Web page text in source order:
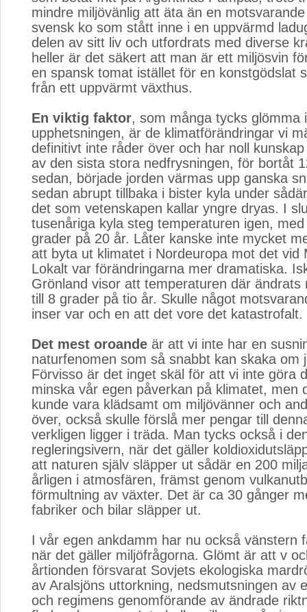
mindre miljövänlig att äta än en
svensk ko som stått inne i en uppvärmd
delen av sitt liv och utfordrats med diverse
heller är det säkert att man är ett miljösvin
en spansk tomat istället för en konstgödslat
från ett uppvärmt växthus.
En viktig faktor, som många tycks glömma
upphetsningen, är de klimatförändringar vi
definitivt inte råder över och har noll
av den sista stora nedfrysningen, för bortåt
sedan, började jorden värmas upp ganska
sedan abrupt tillbaka i bister kyla under
det som vetenskapen kallar yngre dryas. I
tusenåriga kyla steg temperaturen igen,
grader på 20 år. Låter kanske inte mycket
att byta ut klimatet i Nordeuropa mot det vid
Lokalt var förändringarna mer dramatiska.
Grönland visor att temperaturen där ändrats
till 8 grader på tio år. Skulle något
inser var och en att det vore det katastrofalt.
Det mest oroande är att vi inte har en
naturfenomen som så snabbt kan skaka om
Förvisso är det inget skäl för att vi inte göra
minska vår egen påverkan på klimatet, men
kunde vara klädsamt om miljövänner och
över, också skulle förslå mer pengar till
verkligen ligger i träda. Man tycks också i
regleringsivern, när det gäller
att naturen själv släpper ut sådär en 200
årligen i atmosfären, främst genom
förmultning av växter. Det är ca 30 gånger
fabriker och bilar släpper ut.
I vår egen ankdamm har nu också vänstern
när det gäller miljöfrågorna. Glömt är att v
årtionden försvarat Sovjets ekologiska
av Aralsjöns uttorkning, nedsmutsningen av
och regimens genomförande av ändrade